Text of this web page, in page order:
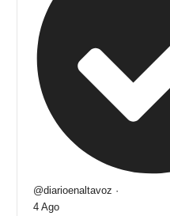
@diarioenaltavoz ·
4 Ago